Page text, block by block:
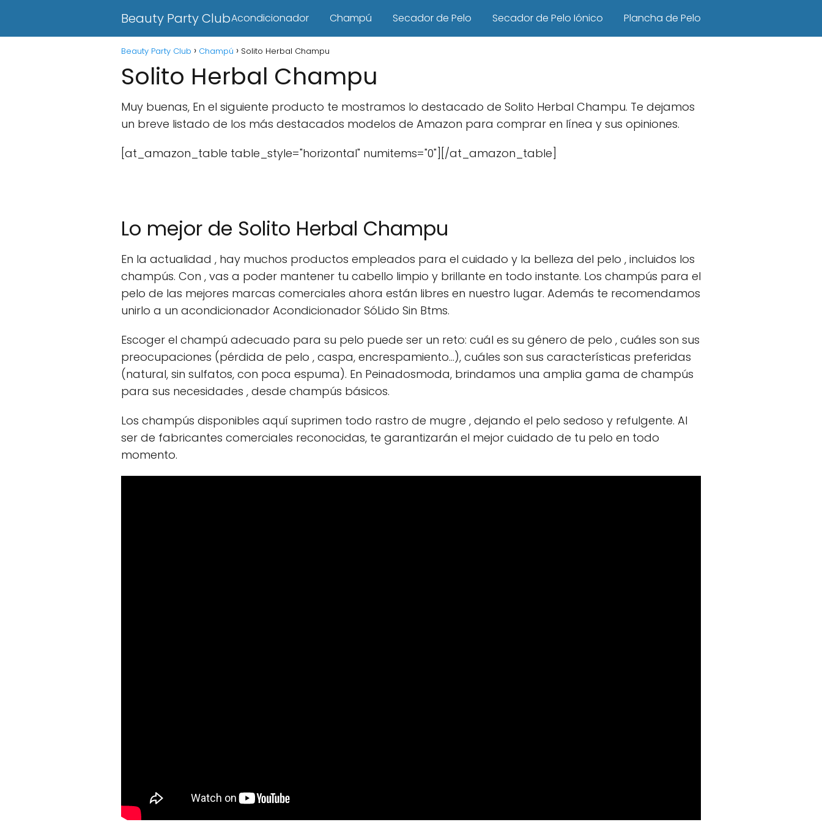
Beauty Party ClubAcondicionador Champú Secador de Pelo Secador de Pelo Iónico Plancha de Pelo
Beauty Party Club Champú Solito Herbal Champu
Solito Herbal Champu
Muy buenas, En el siguiente producto te mostramos lo destacado de Solito Herbal Champu. Te dejamos
un breve listado de los más destacados modelos de Amazon para comprar en línea y sus opiniones.
[at_amazon_table table_style="horizontal" numitems="0"][/at_amazon_table]
Lo mejor de Solito Herbal Champu
En la actualidad , hay muchos productos empleados para el cuidado y la belleza del pelo , incluidos los
champús. Con , vas a poder mantener tu cabello limpio y brillante en todo instante. Los champús para el
pelo de las mejores marcas comerciales ahora están libres en nuestro lugar. Además te recomendamos
unirlo a un acondicionador Acondicionador SóLido Sin Btms.
Escoger el champú adecuado para su pelo puede ser un reto: cuál es su género de pelo , cuáles son sus
preocupaciones (pérdida de pelo , caspa, encrespamiento...), cuáles son sus características preferidas
(natural, sin sulfatos, con poca espuma). En Peinadosmoda, brindamos una amplia gama de champús
para sus necesidades , desde champús básicos.
Los champús disponibles aquí suprimen todo rastro de mugre , dejando el pelo sedoso y refulgente. Al
ser de fabricantes comerciales reconocidas, te garantizarán el mejor cuidado de tu pelo en todo
momento.